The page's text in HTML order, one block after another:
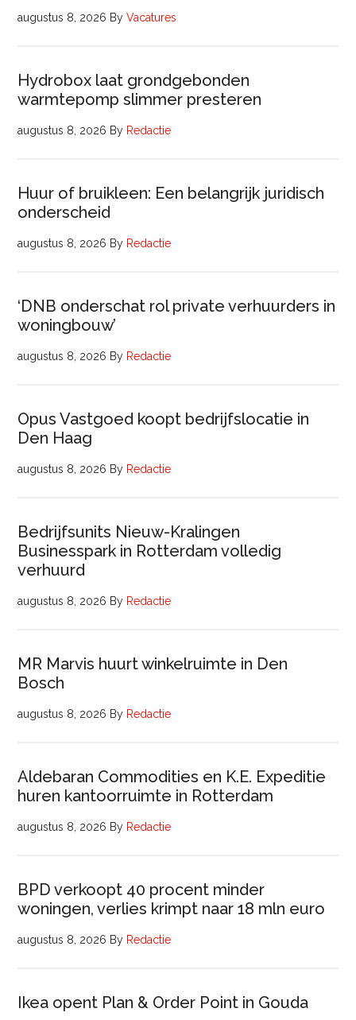
augustus 8, 2026 ByVacatures
Hydrobox laat grondgebonden
warmtepomp slimmer presteren
augustus 8, 2026 By Redactie
Huur of bruikleen: Een belangrijk juridisch
onderscheid
augustus 8, 2026 By Redactie
‘DNB onderschat rol private verhuurders in
woningbouw’
augustus 8, 2026 By Redactie
Opus Vastgoed koopt bedrijfslocatie in
Den Haag
augustus 8, 2026 By Redactie
Bedrijfsunits Nieuw-Kralingen
Businesspark in Rotterdam volledig
verhuurd
augustus 8, 2026 By Redactie
MR Marvis huurt winkelruimte in Den
Bosch
augustus 8, 2026 By Redactie
Aldebaran Commodities en K.E. Expeditie
huren kantoorruimte in Rotterdam
augustus 8, 2026 By Redactie
BPD verkoopt 40 procent minder
woningen, verlies krimpt naar 18 mln euro
augustus 8, 2026 By Redactie
Ikea opent Plan & Order Point in Gouda